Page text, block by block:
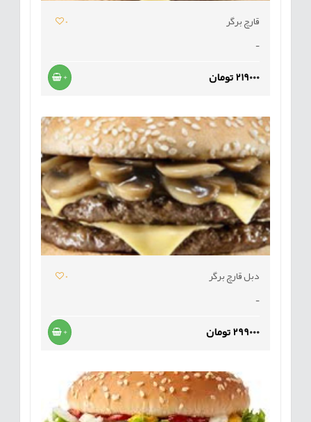
قارچ برگر
0
-
219000 تومان +
دبل قارچ برگر
0
-
299000 تومان +